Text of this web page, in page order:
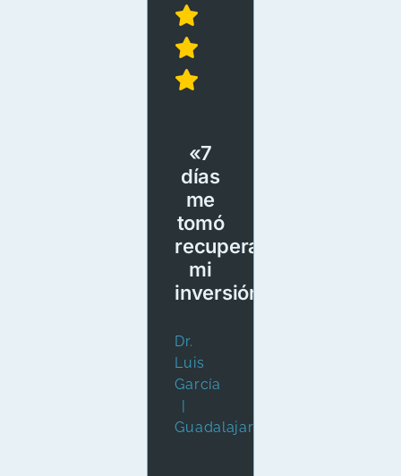
«7
días
me
tomó
recuperar
mi
inversión»
Dr.
Luis
García
|
Guadalajara